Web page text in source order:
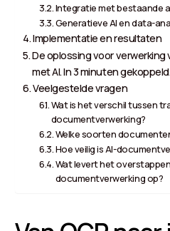
Integratie met bestaande
Generatieve AI en data-
Implementatie en resultaten
De oplossing voor
met AI. In 3 minuten gekoppeld.
Veelgestelde vragen
Wat is het verschil tussen
documentverwerking?
Welke soorten
Hoe veilig is AI-
Wat levert het
documentverwerking op?